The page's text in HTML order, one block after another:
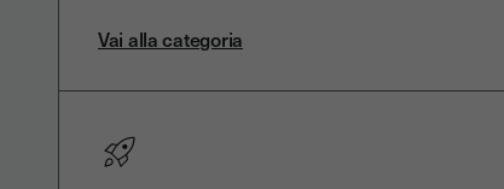
Vai alla categoria